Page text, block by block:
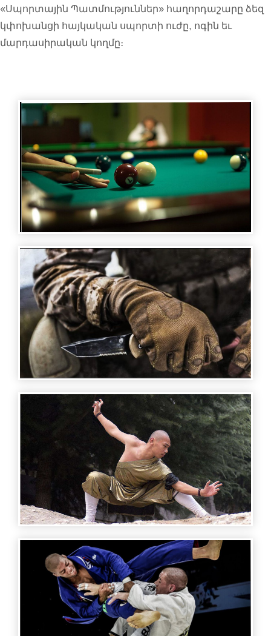
«Սպորտային Պատմություններ» հաղորդաշարը ձեզ
կփոխանցի հայկական սպորտի ուժը, ոգին եւ
մարդասիրական կողմը։
SPORTS STORIES - BILLIARDS
SPORTS STORIES - AIKIDO VODՕKAY
SPORTS STORIES - KUNG FU